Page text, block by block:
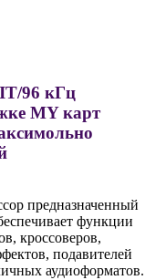
96 кГц
MY карт
предназначенный
функции
кроссоверов,
подавителей
аудиоформатов.